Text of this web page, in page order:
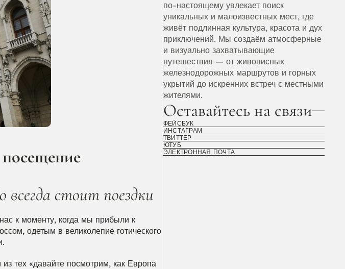
посещение
стоит поездки
к моменту, когда мы прибыли к
одетым в великолепие готического
тех «давайте посмотрим, как Европа
по-настоящему увлекает поиск
уникальных и малоизвестных мест, где
живёт подлинная культура, красота и дух
приключений. Мы создаём атмосферные
и визуально захватывающие
путешествия — от живописных
железнодорожных маршрутов и горных
укрытий до искренних встреч с местными
жителями.
Оставайтесь на связи
ФЕЙСБУК
ИНСТАГРАМ
ТВИТТЕР
ЮТУБ
ЭЛЕКТРОННАЯ ПОЧТА